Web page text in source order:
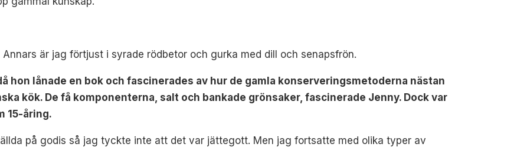
är jag förtjust i syrade rödbetor och gurka med dill och senapsfrön.
hon lånade en bok och fascinerades av hur de gamla konserveringsmetoderna nästan
kök. De få komponenterna, salt och bankade grönsaker, fascinerade Jenny. Dock var
15-åring.
på godis så jag tyckte inte att det var jättegott. Men jag fortsatte med olika typer av